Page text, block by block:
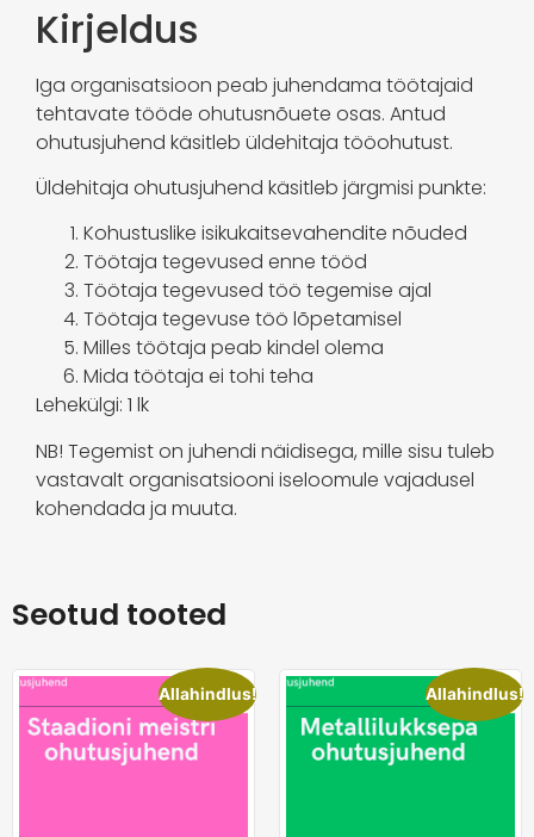
Kirjeldus
Iga organisatsioon peab juhendama töötajaid
tehtavate tööde ohutusnõuete osas. Antud
ohutusjuhend käsitleb üldehitaja tööohutust.
Üldehitaja ohutusjuhend käsitleb järgmisi punkte:
Kohustuslike isikukaitsevahendite nõuded
Töötaja tegevused enne tööd
Töötaja tegevused töö tegemise ajal
Töötaja tegevuse töö lõpetamisel
Milles töötaja peab kindel olema
Mida töötaja ei tohi teha
Lehekülgi: 1 lk
NB! Tegemist on juhendi näidisega, mille sisu tuleb
vastavalt organisatsiooni iseloomule vajadusel
kohendada ja muuta.
Seotud tooted
Allahindlus! Allahindlus!